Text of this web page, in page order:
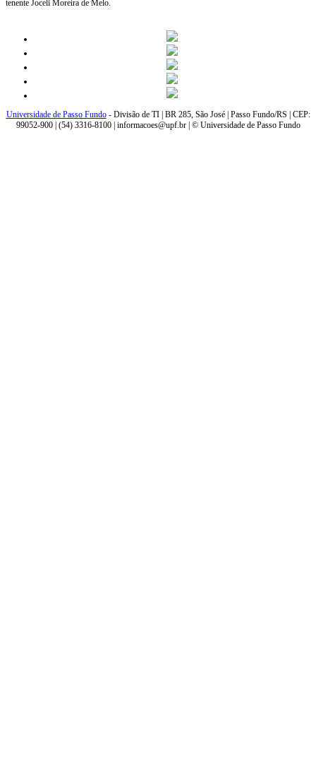
tenente Joceli Moreira de Melo.
Universidade de Passo Fundo- Divisão de TI | BR 285, São José | Passo Fundo/RS | CEP:
99052-900 | (54) 3316-8100 | informacoes@upf.br | © Universidade de Passo Fundo